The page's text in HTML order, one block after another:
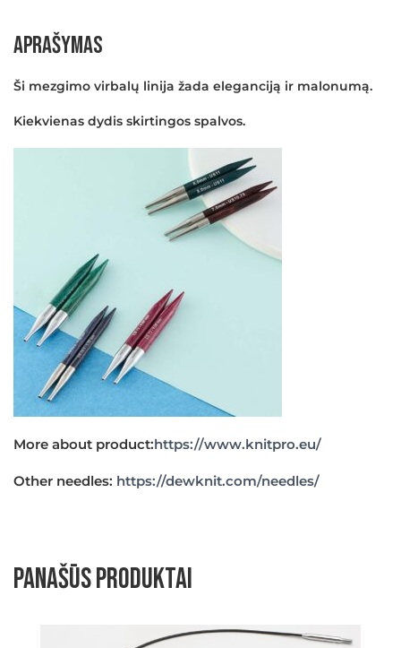
Aprašymas
Ši mezgimo virbalų linija žada eleganciją ir malonumą.
Kiekvienas dydis skirtingos spalvos.
More about product:https://www.knitpro.eu/
Other needles: https://dewknit.com/needles/
Panašūs produktai